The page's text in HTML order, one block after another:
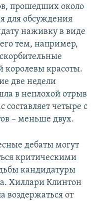
прошедших около
для обсуждения
наживку в виде
тем, например,
красоты.
две недели
в неплохой отрыв
составляет четыре с
– меньше двух.
дебаты могут
критическими
кандидатуры
Хиллари Клинтон
воздержаться от